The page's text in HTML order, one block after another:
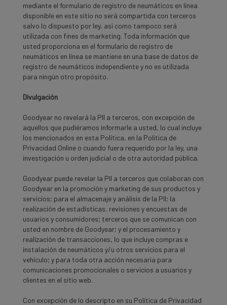
mediante el formulario de registro de neumáticos en línea
disponible en este sitio no será compartida con terceros
salvo lo dispuesto por ley, así como tampoco será
utilizada con fines de marketing. Toda información que
usted proporciona en el formulario de registro de
neumáticos en línea se mantiene en una base de datos de
registro de neumáticos independiente y no es utilizada
para ningún otro propósito.
Divulgación
Goodyear no revelará la PII a terceros, con excepción de
aquellos que pudiéramos informarle a usted, lo cual incluye
los mencionados en esta Política, en la Política de
Privacidad Online o cuando fuera requerido por la ley, una
investigación u orden judicial o de otra autoridad pública.
Goodyear puede revelar la PII a terceros que colaboran con
Goodyear en la promoción y marketing de sus productos y
servicios; para el almacenaje y análisis de la PII; la
realización de estadísticas, revisiones y encuestas de
usuarios y consumidores; terceros que se comunican con
usted en nombre de Goodyear; y el procesamiento y
realización de transacciones, lo que incluye compras e
instalación de neumáticos y/u otros servicios para el
vehículo; y para toda otra acción necesaria para
comunicaciones promocionales o servicios a usuarios y
clientes en el sitio web.
Con excepción de lo descripto en su Política de Privacidad